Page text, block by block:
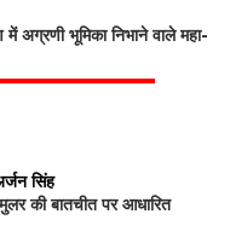
अग्रणी भूमिका निभाने वाले महा-
सिंह
की बातचीत पर आधारित